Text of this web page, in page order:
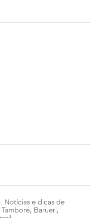
Notícias e dicas de
Barueri,